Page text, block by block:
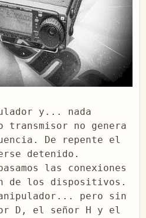
y... nada
transmisor no genera
De repente el
detenido.
las conexiones
de los dispositivos.
pero sin
D, el señor H y el